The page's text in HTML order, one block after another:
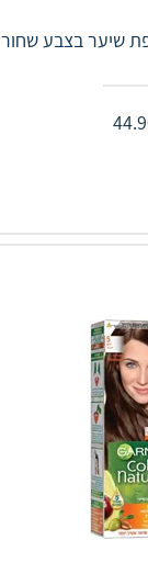
שיער בצבע שחור